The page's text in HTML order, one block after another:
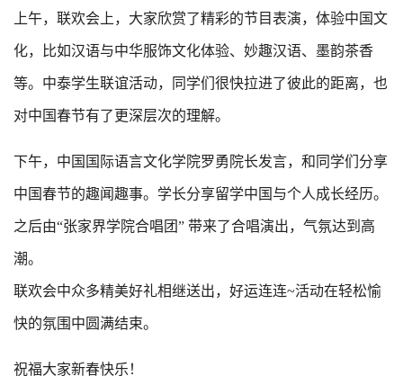
上午，联欢会上，大家欣赏了精彩的节目表演，体验中国文
化，比如汉语与中华服饰文化体验、妙趣汉语、墨韵茶香
等。中泰学生联谊活动，同学们很快拉进了彼此的距离，也
对中国春节有了更深层次的理解。
下午，中国国际语言文化学院罗勇院长发言，和同学们分享
中国春节的趣闻趣事。学长分享留学中国与个人成长经历。
之后由“张家界学院合唱团” 带来了合唱演出，气氛达到高
潮。
联欢会中众多精美好礼相继送出，好运连连~活动在轻松愉
快的氛围中圆满结束。
祝福大家新春快乐！